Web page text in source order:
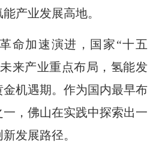
产业发展高地。
加速演进，国家“十五
来产业重点布局，氢能发
机遇期。作为国内最早布
，佛山在实践中探索出一
发展路径。